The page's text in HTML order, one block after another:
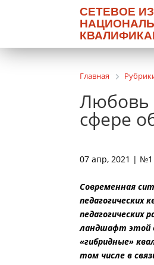
СЕТЕВОЕ
Главная
Любовь
сфере
07 апр, 2021 | №1
Современная
педагогических
ландшафт этой
«гибридные»
том числе в